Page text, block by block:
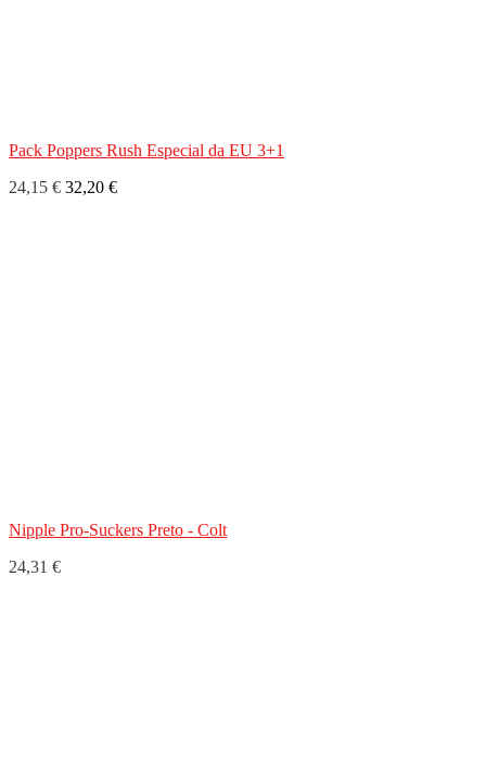
Pack Poppers Rush Especial da EU 3+1
24,15 € 32,20 €
Nipple Pro-Suckers Preto - Colt
24,31 €